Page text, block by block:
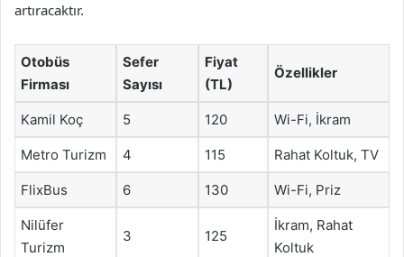
artıracaktır.
Otobüs
Firması
Sefer
Sayısı
Fiyat
(TL)
Özellikler
Kamil Koç 5 120 Wi-Fi, İkram
Metro Turizm 4 115 Rahat Koltuk, TV
FlixBus 6 130 Wi-Fi, Priz
Nilüfer
Turizm
3 125
İkram, Rahat
Koltuk